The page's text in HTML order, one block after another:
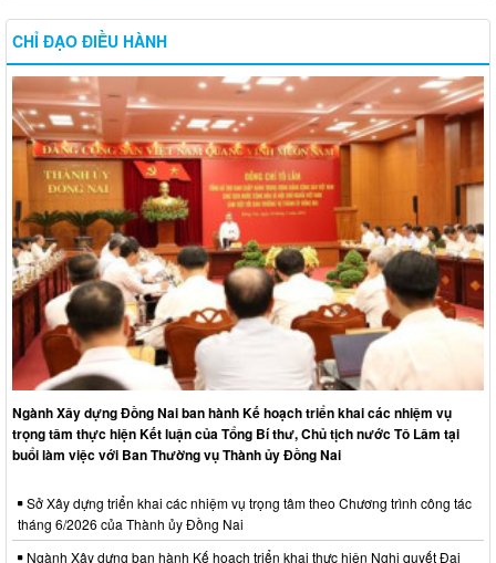
CHỈ ĐẠO ĐIỀU HÀNH
Ngành Xây dựng Đồng Nai ban hành Kế hoạch triển khai các nhiệm vụ
trọng tâm thực hiện Kết luận của Tổng Bí thư, Chủ tịch nước Tô Lâm tại
buổi làm việc với Ban Thường vụ Thành ủy Đồng Nai
Sở Xây dựng triển khai các nhiệm vụ trọng tâm theo Chương trình công tác
tháng 6/2026 của Thành ủy Đồng Nai
Ngành Xây dựng ban hành Kế hoạch triển khai thực hiện Nghị quyết Đại